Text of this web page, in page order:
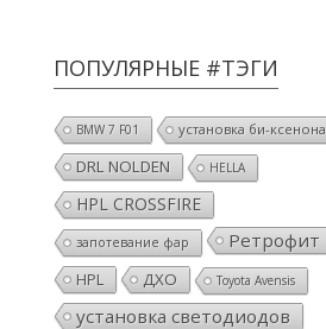
ПОПУЛЯРНЫЕ #ТЭГИ
BMW 7 F01 установка би-ксенона
DRL NOLDEN HELLA
HPL CROSSFIRE
запотевание фар Ретрофит
HPL ДХО Toyota Avensis
установка светодиодов